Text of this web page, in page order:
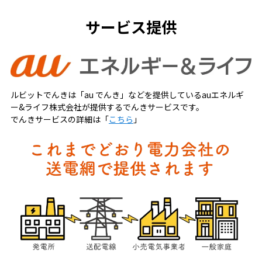
サービス提供
ルビットでんきは「au でんき」などを提供しているauエネルギ
ー&ライフ株式会社が提供するでんきサービスです。
でんきサービスの詳細は「こちら 」